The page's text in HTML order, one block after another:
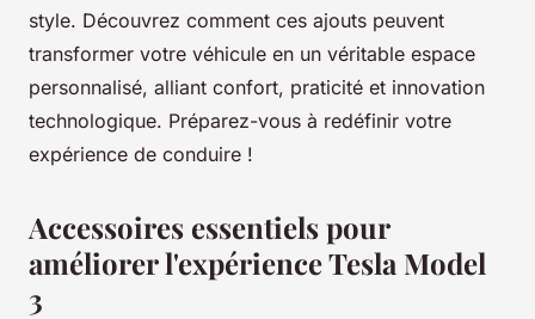
style. Découvrez comment ces ajouts peuvent
transformer votre véhicule en un véritable espace
personnalisé, alliant confort, praticité et innovation
technologique. Préparez-vous à redéfinir votre
expérience de conduire !
Accessoires essentiels pour
améliorer l'expérience Tesla Model
3